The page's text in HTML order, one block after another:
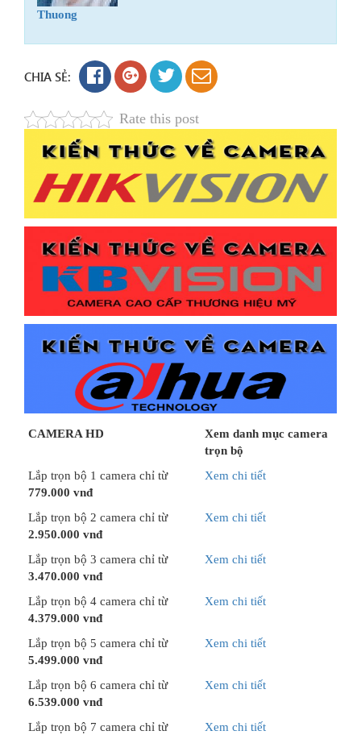
Thuong
CHIA SẺ:
Rate this post
CAMERA HD
Xem danh mục camera
trọn bộ
Lắp trọn bộ 1 camera chỉ từ
779.000 vnđ
Xem chi tiết
Lắp trọn bộ 2 camera chỉ từ
2.950.000 vnđ
Xem chi tiết
Lắp trọn bộ 3 camera chỉ từ
3.470.000 vnđ
Xem chi tiết
Lắp trọn bộ 4 camera chỉ từ
4.379.000 vnđ
Xem chi tiết
Lắp trọn bộ 5 camera chỉ từ
5.499.000 vnđ
Xem chi tiết
Lắp trọn bộ 6 camera chỉ từ
6.539.000 vnđ
Xem chi tiết
Lắp trọn bộ 7 camera chỉ từ
Xem chi tiết